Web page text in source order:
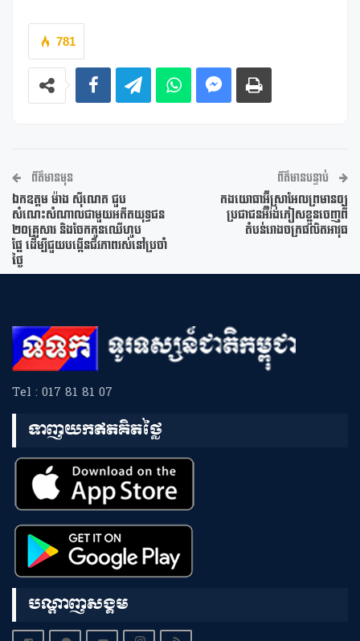
781
ព័ត៌មានមុន
ឯកឧត្តម ម៉ាង ស៊ីណេត ជួប
សំណេះសំណាលជាមួយអតីតយុទ្ធជន
២០គ្រួសារ និងចែកកូនឈើហូប
ផ្លែ ដើម្បីជួយបង្កើនជីវភាពរស់នៅប្រចាំ
ថ្ងៃ
ព័ត៌មានបន្ទាប់
កងយោធាអ៊ីស្រាអែលព្រមានឲ្យ
ប្រជាជនអ៊ីរ៉ង់ភៀសខ្លួនចេញពី
តំបន់រោងចក្រផលិតអាវុធ
Tel : 017 81 81 07
ទាញយកឥតគិតថ្លៃ
បណ្តាញសង្គម